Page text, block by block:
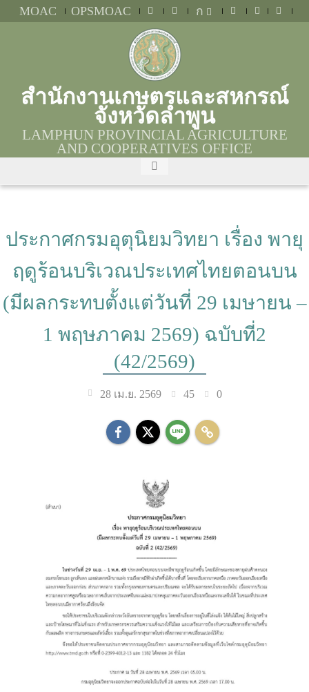
MOAC OPSMOAC ก
สำนักงานเกษตรและสหกรณ์
จังหวัดลำพูน
LAMPHUN PROVINCIAL AGRICULTURE
AND COOPERATIVES OFFICE
ประกาศกรมอุตุนิยมวิทยา เรื่อง พายุ
ฤดูร้อนบริเวณประเทศไทยตอนบน
(มีผลกระทบตั้งแต่วันที่ 29 เมษายน –
1 พฤษภาคม 2569) ฉบับที่2
(42/2569)
28 เม.ย. 2569 45 0